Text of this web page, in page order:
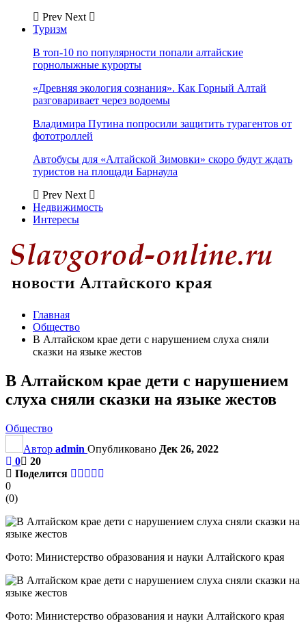
Prev Next
Туризм
В топ-10 по популярности попали алтайские
горнолыжные курорты
«Древняя экология сознания». Как Горный Алтай
разговаривает через водоемы
Владимира Путина попросили защитить турагентов от
фототроллей
Автобусы для «Алтайской Зимовки» скоро будут ждать
туристов на площади Барнаула
Prev Next
Недвижимость
Интересы
Главная
Общество
В Алтайском крае дети с нарушением слуха сняли
сказки на языке жестов
В Алтайском крае дети с нарушением
слуха сняли сказки на языке жестов
Общество
Автор admin Опубликовано Дек 26, 2022
0
20
Поделится
0
(0)
Фото: Министерство образования и науки Алтайского края
Фото: Министерство образования и науки Алтайского края